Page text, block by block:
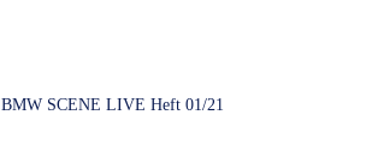
BMW SCENE LIVE Heft 01/21